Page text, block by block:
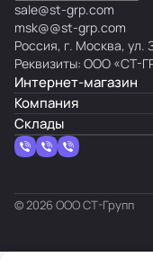
sale@st-grp.com
msk@@st-grp.com
Россия, г. Москва, ул.
Реквизиты: ООО «СТ-
Интернет-магазин
Компания
Склады
© 2026 ООО СТ-Групп